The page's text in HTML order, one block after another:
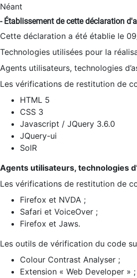
Néant
- Établissement de cette déclaration
Cette déclaration a été établie le
Technologies utilisées pour la
Agents utilisateurs, technologies
Les vérifications de restitution de
HTML 5
CSS 3
Javascript / JQuery 3.6.0
JQuery-ui
SolR
Agents utilisateurs, technologies
Les vérifications de restitution de
Firefox et NVDA ;
Safari et VoiceOver ;
Firefox et Jaws.
Les outils de vérification du code
Colour Contrast Analyser ;
Extension « Web Developer » ;